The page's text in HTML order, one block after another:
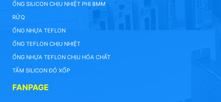
ỐNG SILICON CHỊU NHIỆT PHI 8MM
RỬQ
ỐNG NHỰA TEFLON
ỐNG TEFLON CHỊU NHIỆT
ỐNG NHỰA TEFLON CHỊU HÓA CHẤT
TẤM SILICON ĐỎ XỐP
FANPAGE